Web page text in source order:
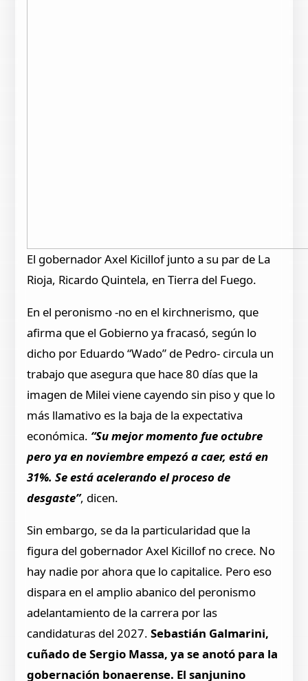
El gobernador Axel Kicillof junto a su par de La
Rioja, Ricardo Quintela, en Tierra del Fuego.
En el peronismo -no en el kirchnerismo, que
afirma que el Gobierno ya fracasó, según lo
dicho por Eduardo “Wado” de Pedro- circula un
trabajo que asegura que hace 80 días que la
imagen de Milei viene cayendo sin piso y que lo
más llamativo es la baja de la expectativa
económica. “Su mejor momento fue octubre
pero ya en noviembre empezó a caer, está en
31%. Se está acelerando el proceso de
desgaste”, dicen.
Sin embargo, se da la particularidad que la
figura del gobernador Axel Kicillof no crece. No
hay nadie por ahora que lo capitalice. Pero eso
dispara en el amplio abanico del peronismo
adelantamiento de la carrera por las
candidaturas del 2027.Sebastián Galmarini,
cuñado de Sergio Massa, ya se anotó para la
gobernación bonaerense. El sanjunino